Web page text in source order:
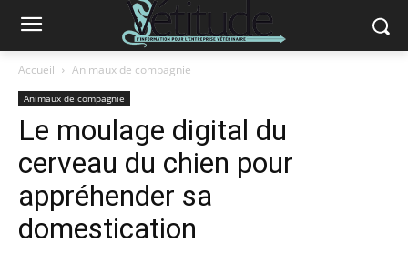
Accueil Animaux de compagnie
Animaux de compagnie
Le moulage digital du
cerveau du chien pour
appréhender sa
domestication